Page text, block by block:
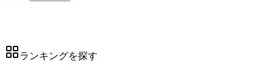
ランキングを探す